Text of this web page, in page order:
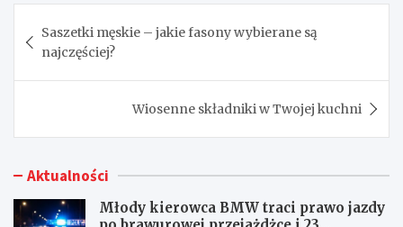
wpisu
Saszetki męskie – jakie fasony wybierane są
najczęściej?
Wiosenne składniki w Twojej kuchni
Aktualności
Młody kierowca BMW traci prawo jazdy